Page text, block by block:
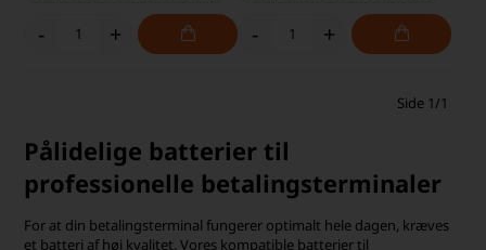
- + - +
Side 1/1
Pålidelige batterier til
professionelle betalingsterminaler
For at din betalingsterminal fungerer optimalt hele dagen, kræves
et batteri af høj kvalitet. Vores kompatible batterier til